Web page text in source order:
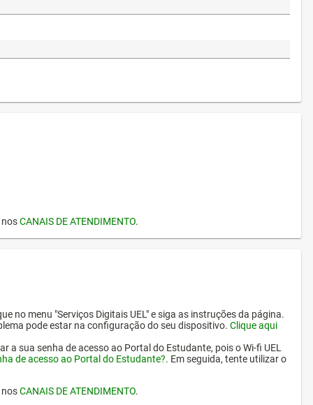
nosCANAIS DE ATENDIMENTO.
no menu "Serviços Digitais UEL" e siga as instruções da página.
pode estar na configuração do seu dispositivo. Clique aqui
sua senha de acesso ao Portal do Estudante, pois o Wi-fi UEL
de acesso ao Portal do Estudante?. Em seguida, tente utilizar o
nosCANAIS DE ATENDIMENTO.